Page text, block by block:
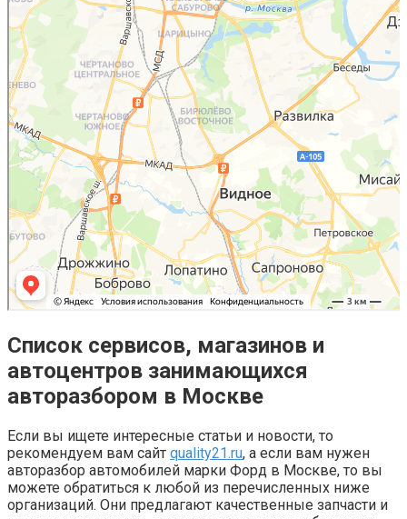
Список сервисов, магазинов и
автоцентров занимающихся
авторазбором в Москве
Если вы ищете интересные статьи и новости, то
рекомендуем вам сайт quality21.ru, а если вам нужен
авторазбор автомобилей марки Форд в Москве, то вы
можете обратиться к любой из перечисленных ниже
организаций. Они предлагают качественные запчасти и